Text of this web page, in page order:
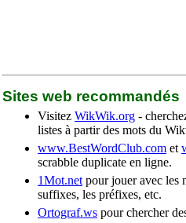
Sites web recommandés
Visitez WikWik.org -
listes à partir des mots du
www.BestWordClub.com et
scrabble duplicate en ligne.
1Mot.net pour jouer avec les
suffixes, les préfixes, etc.
Ortograf.ws pour chercher